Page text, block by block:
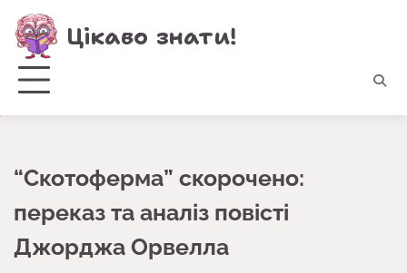
Перейти
до
вмісту
Цікаво знати!
“Скотоферма” скорочено:
переказ та аналіз повісті
Джорджа Орвелла